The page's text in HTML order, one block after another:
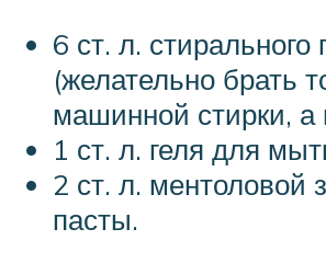
6 ст. л.
(желательно брать
машинной стирки, а
1 ст. л. геля для
2 ст. л. ментоловой
пасты.